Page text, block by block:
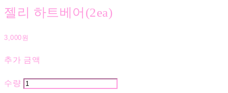
젤리 하트베어(2ea)
3,000원
추가 금액
수량